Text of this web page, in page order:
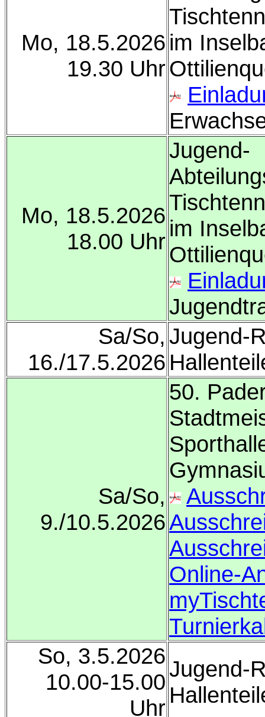
Mo, 18.5.2026
19.30 Uhr
im
Mo, 18.5.2026
18.00 Uhr
Jugend-
im
Sa/So,
16./17.5.2026
Jugend-
Sa/So,
9./10.5.2026
50.
Online-
So, 3.5.2026
10.00-15.00
Uhr
Jugend-